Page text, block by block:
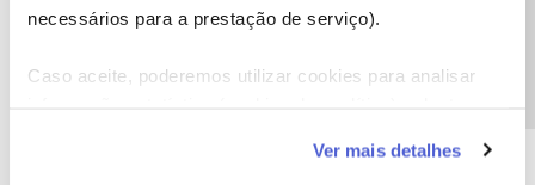
necessários para a prestação de serviço).
Caso aceite, poderemos utilizar cookies para analisar
funcionalidades (cookies de personalização e
Ver mais detalhes
como "Melhor Resposta" e faça "Like" nos melhores comentários.